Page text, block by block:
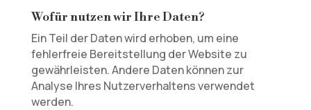
Wofür nutzen wir Ihre Daten?
Ein Teil der Daten wird erhoben, um eine
fehlerfreie Bereitstellung der Website zu
gewährleisten. Andere Daten können zur
Analyse Ihres Nutzerverhaltens verwendet
werden.